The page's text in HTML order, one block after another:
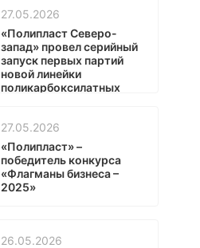
27.05.2026
«Полипласт Северо-
запад» провел серийный
запуск первых партий
новой линейки
поликарбоксилатных
27.05.2026
«Полипласт» –
победитель конкурса
«Флагманы бизнеса –
2025»
26.05.2026